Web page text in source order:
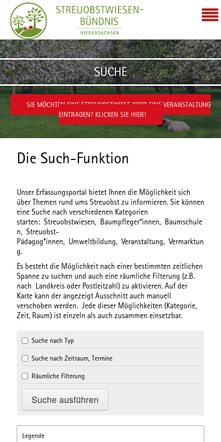
Zum Inhalt wechseln
SUCHE
SIE MÖCHTEN EINE STREUOBSTWIESE ODER EINE VERANSTALTUNG
EINTRAGEN? KLICKEN SIE HIER!
Die Such-Funktion
Unser Erfassungsportal bietet Ihnen die Möglichkeit sich
über Themen rund ums Streuobst zu informieren. Sie können
eine Suche nach verschiedenen Kategorien
starten: Streuobstwiesen, Baumpfleger*innen, Baumschule
n, Streuobst-
Pädagog*innen, Umweltbildung,Veranstaltung,Vermarktun
g.
Es besteht die Möglichkeit nach einer bestimmten zeitlichen
Spannezu suchen und auch eine räumliche Filterung (z.B.
nach Landkreis oder Postleitzahl) zu aktivieren. Auf der
Karte kann der angezeigt Ausschnitt auch manuell
verschoben werden. Jede dieser Möglichkeiten (Kategorie,
Zeit, Raum) ist einzeln als auch zusammen einsetzbar.
Suche nach Typ
Suche nach Zeitraum, Termine
Räumliche Filterung
Legende